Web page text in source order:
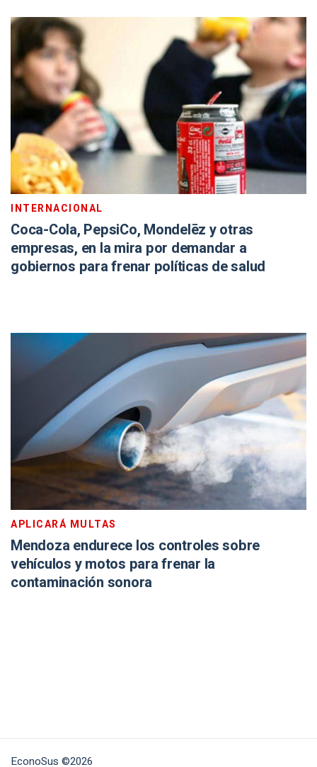
INTERNACIONAL
Coca-Cola, PepsiCo, Mondelēz y otras
empresas, en la mira por demandar a
gobiernos para frenar políticas de salud
APLICARÁ MULTAS
Mendoza endurece los controles sobre
vehículos y motos para frenar la
contaminación sonora
EconoSus ©2026